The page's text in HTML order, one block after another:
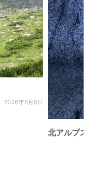
2026年8月6日
北アルプ